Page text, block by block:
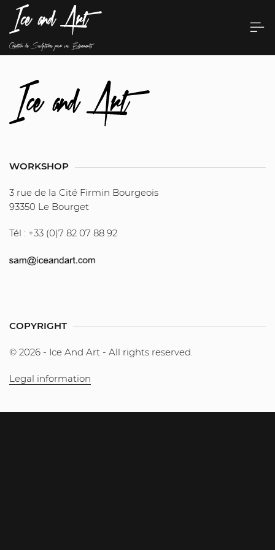
WORKSHOP
3 rue de la Cité Firmin Bourgeois
93350 Le Bourget
Tél : +33 (0)7 82 07 88 92
COPYRIGHT
© 2026 - Ice And Art - All rights reserved.
Legal information